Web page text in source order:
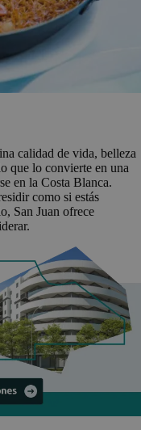
calidad de vida, belleza
que lo convierte en una
en la Costa Blanca.
como si estás
San Juan ofrece